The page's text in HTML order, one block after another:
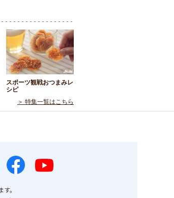
スポーツ観戦おつまみレ
シピ
＞ 特集一覧はこちら
。